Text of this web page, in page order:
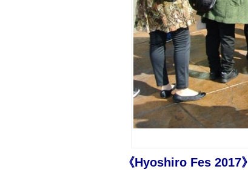
《Hyoshiro Fes 2017》